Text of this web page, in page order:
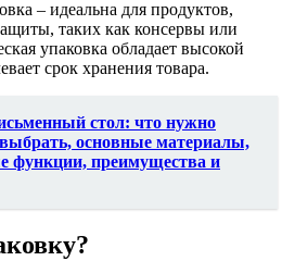
– идеальна для продуктов,
таких как консервы или
упаковка обладает высокой
срок хранения товара.
стол: что нужно
основные материалы,
функции, преимущества и